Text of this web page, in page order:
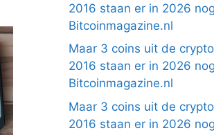
2016 staan er in 2026
Bitcoinmagazine.nl
Maar 3 coins uit de
2016 staan er in 2026
Bitcoinmagazine.nl
Maar 3 coins uit de
2016 staan er in 2026